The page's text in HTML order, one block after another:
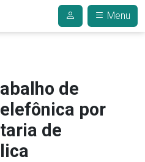
Menu
de
por
de